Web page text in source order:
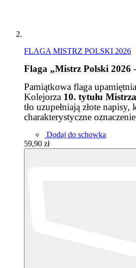
FLAGA MISTRZ POLSKI 2026
Flaga „Mistrz Polski 2026
Pamiątkowa flaga
Kolejorza 10. tytułu
tło uzupełniają złote
charakterystyczne oznaczenie
Dodaj do schowka
59,90 zł